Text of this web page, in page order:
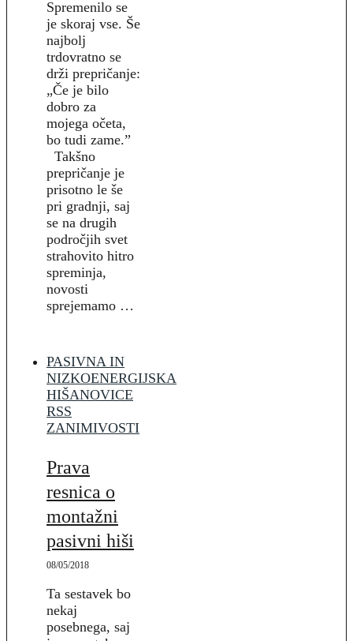
Spremenilo se
je skoraj vse. Še
najbolj
trdovratno se
drži prepričanje:
„Če je bilo
dobro za
mojega očeta,
bo tudi zame.”
Takšno
prepričanje je
prisotno le še
pri gradnji, saj
se na drugih
področjih svet
strahovito hitro
spreminja,
novosti
sprejemamo …
PASIVNA IN
NIZKOENERGIJSKA
HIŠANOVICE
RSS
ZANIMIVOSTI
Prava
resnica o
montažni
pasivni hiši
08/05/2018
Ta sestavek bo
nekaj
posebnega, saj